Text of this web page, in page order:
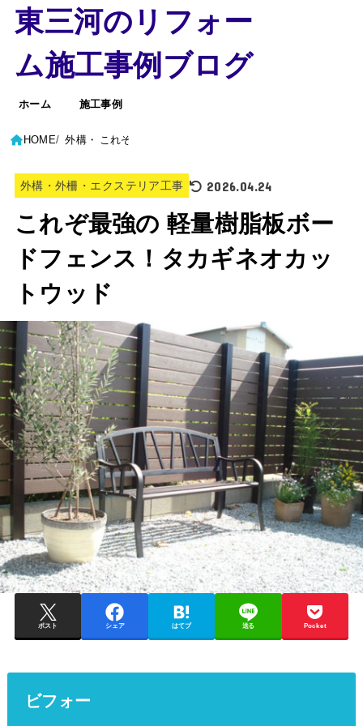
東三河のリフォー
ム施工事例ブログ
ホーム 施工事例
HOME 外構・外柵・エクステリア工事
これぞ最強の 軽量樹脂板ボードフェンス！タカギネ
外構・外柵・エクステリア工事 2026.04.24
これぞ最強の 軽量樹脂板ボー
ドフェンス！タカギネオカッ
トウッド
ポスト シェア はてブ 送る Pocket
ビフォー